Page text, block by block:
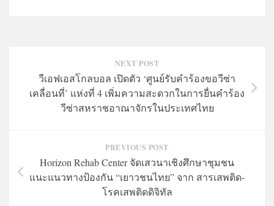
NEXT POST
วีเอฟเอสโกลบอล เปิดตัว ‘ศูนย์รับคำร้องขอวีซ่า
เคลื่อนที่’ แห่งที่ 4 เพิ่มความสะดวกในการยื่นคำร้อง
วีซ่าสหราชอาณาจักรในประเทศไทย
PREVIOUS POST
Horizon Rehab Center จัดเสวนาเชิงศึกษาชุมชน
แนะแนวทางป้องกัน “เยาวชนไทย” จาก สารเสพติด-
โรคเสพติดดิจิทัล